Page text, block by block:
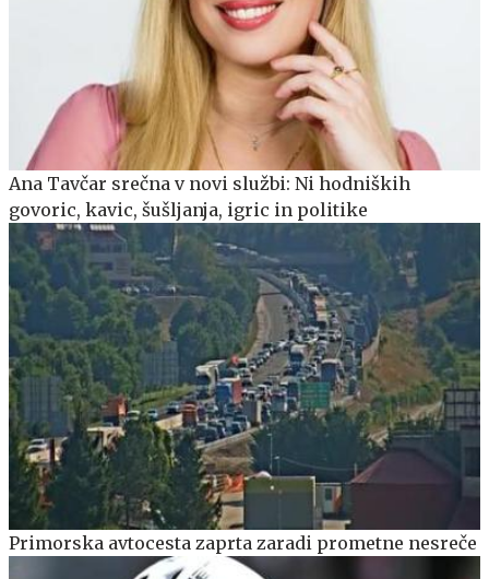
Ana Tavčar srečna v novi službi: Ni hodniških
govoric, kavic, šušljanja, igric in politike
Primorska avtocesta zaprta zaradi prometne nesreče